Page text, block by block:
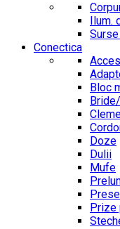
Conectica
Bloc
Doze
Dulii
Mufe
Prize